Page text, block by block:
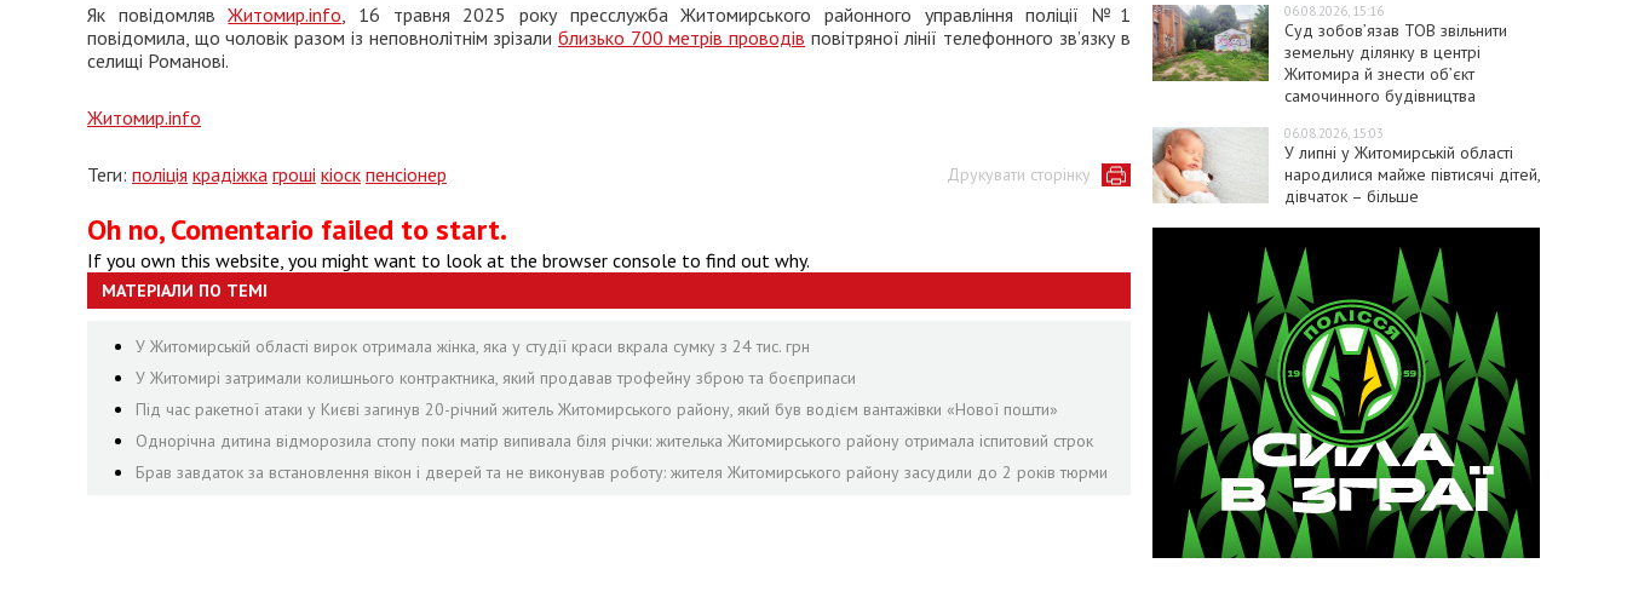
Як повідомлявЖитомир.info, 16 травня 2025 року пресслужба Житомирського районного управління поліції №1
повідомила, що чоловік разом із неповнолітнім зрізали близько 700 метрів проводів повітряної лінії телефонного зв’язку в
селищі Романові.
Житомир.info
Друкувати сторінку
Теги: поліція крадіжка гроші кіоск пенсіонер
Oh no, Comentario failed to start.
If you own this website, you might want to look at the browser console to find out why.
МАТЕРІАЛИ ПО ТЕМІ
У Житомирській області вирок отримала жінка, яка у студії краси вкрала сумку з 24 тис. грн
У Житомирі затримали колишнього контрактника, який продавав трофейну зброю та боєприпаси
Під час ракетної атаки у Києві загинув 20-річний житель Житомирського району, який був водієм вантажівки «Нової пошти»
Однорічна дитина відморозила стопу поки матір випивала біля річки: жителька Житомирського району отримала іспитовий строк
Брав завдаток за встановлення вікон і дверей та не виконував роботу: жителя Житомирського району засудили до 2 років тюрми
06.08.2026, 15:16
Суд зобов’язав ТОВ звільнити
земельну ділянку в центрі
Житомира й знести об’єкт
самочинного будівництва
06.08.2026, 15:03
У липні у Житомирській області
народилися майже півтисячі дітей,
дівчаток – більше